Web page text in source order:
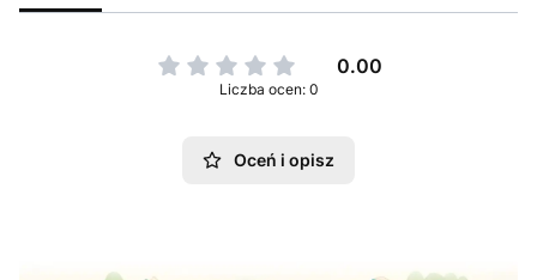
0.00
Liczba ocen: 0
Oceń i opisz